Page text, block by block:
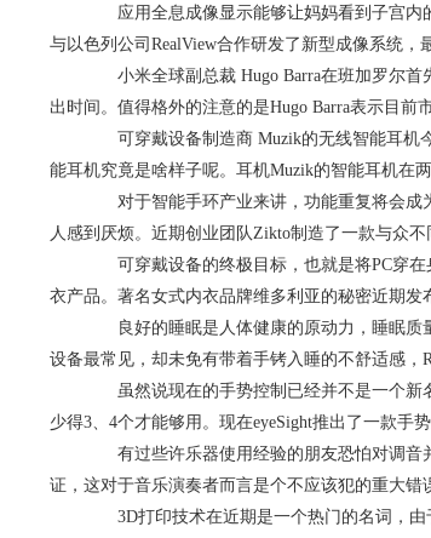
应用全息成像显示能够让妈妈看到子宫内
与以色列公司RealView合作研发了新型成像系统
小米全球副总裁 Hugo Barra在班加罗尔首
出时间。值得格外的注意的是Hugo Barra表示目
可穿戴设备制造商 Muzik的无线智能耳机今
能耳机究竟是啥样子呢。耳机Muzik的智能耳机在
对于智能手环产业来讲，功能重复将会成
人感到厌烦。近期创业团队Zikto制造了一款与众
可穿戴设备的终极目标，也就是将PC穿在
衣产品。著名女式内衣品牌维多利亚的秘密近期
良好的睡眠是人体健康的原动力，睡眠质
设备最常见，却未免有带着手铐入睡的不舒适感
虽然说现在的手势控制已经并不是一个新
少得3、4个才能够用。现在eyeSight推出了一款
有过些许乐器使用经验的朋友恐怕对调音
证，这对于音乐演奏者而言是个不应该犯的重大
3D打印技术在近期是一个热门的名词，由